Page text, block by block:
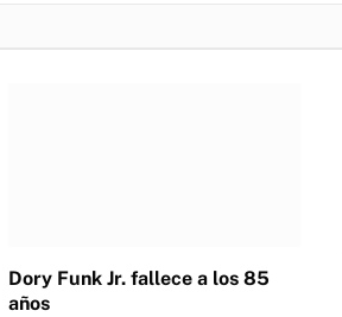
Dory Funk Jr. fallece a los 85
años